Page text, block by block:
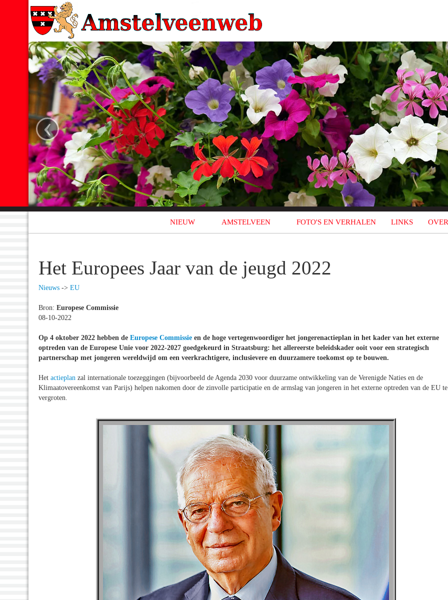
‹
NIEUW AMSTELVEEN FOTO'S EN VERHALEN LINKS
Het Europees Jaar van de jeugd 2022
Nieuws -> EU
Bron: Europese Commissie
08-10-2022
Op 4 oktober 2022 hebben de Europese Commissie en de hoge vertegenwoordiger het jongerenactieplan in het kader van het externe
optreden van de Europese Unie voor 2022-2027 goedgekeurd in Straatsburg: het allereerste beleidskader ooit voor een strategisch
partnerschap met jongeren wereldwijd om een veerkrachtigere, inclusievere en duurzamere toekomst op te bouwen.
Het actieplan zal internationale toezeggingen (bijvoorbeeld de Agenda 2030 voor duurzame ontwikkeling van de Verenigde Naties en de
Klimaatovereenkomst van Parijs) helpen nakomen door de zinvolle participatie en de armslag van jongeren in het externe optreden van de EU te
vergroten.